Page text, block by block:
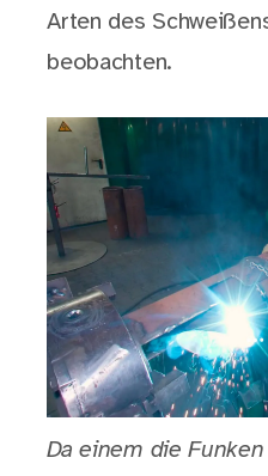
Arten des
beobachten.
Da einem die